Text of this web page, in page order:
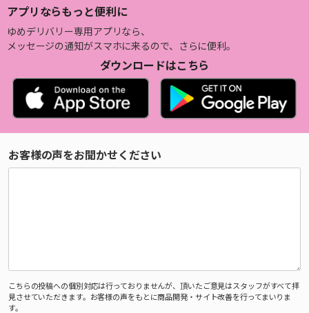
アプリならもっと便利に
ゆめデリバリー専用アプリなら、
メッセージの通知がスマホに来るので、さらに便利。
ダウンロードはこちら
お客様の声をお聞かせください
こちらの投稿への個別対応は行っておりませんが、頂いたご意見はスタッフがすべて拝
見させていただきます。お客様の声をもとに商品開発・サイト改善を行ってまいりま
す。